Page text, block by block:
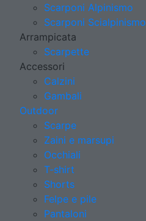
Scarponi Alpinismo
Scarponi Scialpinismo
Arrampicata
Scarpette
Accessori
Calzini
Gambali
Outdoor
Scarpe
Zaini e marsupi
Occhiali
T-shirt
Shorts
Felpe e pile
Pantaloni